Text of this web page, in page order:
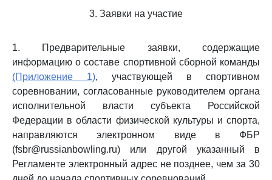
3. Заявки на участие
1. Предварительные заявки, содержащие
информацию о составе спортивной сборной команды
(Приложение 1), участвующей в спортивном
соревновании, согласованные руководителем органа
исполнительной власти субъекта Российской
Федерации в области физической культуры и спорта,
направляются электронном виде в ФБР
(fsbr@russianbowling.ru) или другой указанный в
Регламенте электронный адрес не позднее, чем за 30